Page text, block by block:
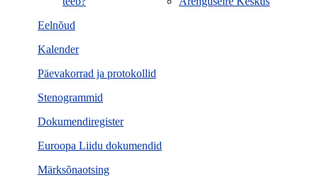
Eelnõud
Kalender
Päevakorrad ja protokollid
Stenogrammid
Dokumendiregister
Euroopa Liidu dokumendid
Märksõnaotsing